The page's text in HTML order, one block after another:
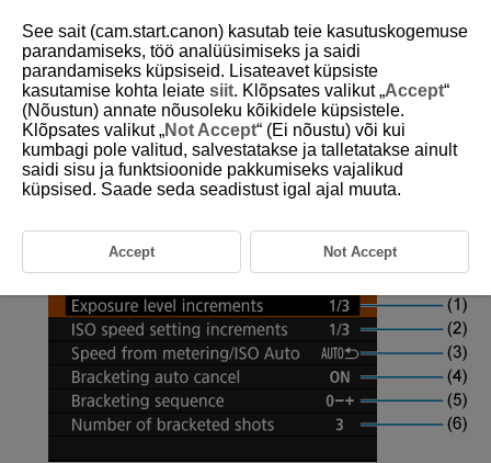
D388-235
Vahelehtede menüüd:
kasutusmäärangud
See sait (cam.start.canon) kasutab teie kasutuskogemuse
parandamiseks, töö analüüsimiseks ja saidi
parandamiseks küpsiseid. Lisateavet küpsiste
kasutamise kohta leiate siit. Klõpsates valikut „Accept“
(Nõustun) annate nõusoleku kõikidele küpsistele.
Klõpsates valikut „Not Accept“ (Ei nõustu) või kui
kumbagi pole valitud, salvestatakse ja talletatakse ainult
saidi sisu ja funktsioonide pakkumiseks vajalikud
küpsised. Saade seda seadistust igal ajal muuta.
Accept Not Accept